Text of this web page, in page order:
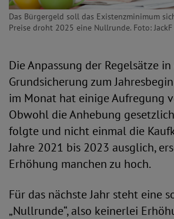
Das Bürgergeld soll das Existenzminimum
Preise droht 2025 eine Nullrunde. Foto:
Die Anpassung der Regelsätze
Grundsicherung zum
im Monat hat einige Aufregung
Obwohl die Anhebung
folgte und nicht einmal die
Jahre 2021 bis 2023 ausglich,
Erhöhung manchen zu hoch.
Für das nächste Jahr steht eine
„Nullrunde“, also keinerlei